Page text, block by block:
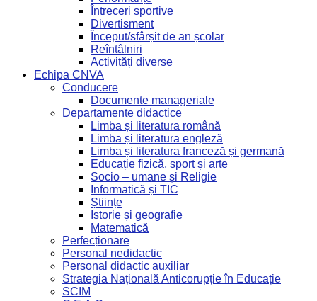
Întreceri sportive
Divertisment
Început/sfârșit de an școlar
Reîntâlniri
Activități diverse
Echipa CNVA
Conducere
Documente manageriale
Departamente didactice
Limba și literatura română
Limba și literatura engleză
Limba și literatura franceză și germană
Educație fizică, sport și arte
Socio – umane și Religie
Informatică și TIC
Științe
Istorie și geografie
Matematică
Perfecționare
Personal nedidactic
Personal didactic auxiliar
Strategia Națională Anticorupție în Educație
SCIM